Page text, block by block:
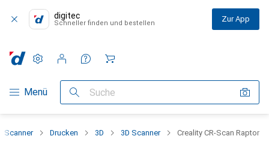
digitec
Schneller finden und bestellen Zur App
Navigation nach Kategorien
Menü Suche
Einstellungen
Kundenkonto
Vergleichslisten
Merklisten
Warenkorb
Scanner Drucken 3D 3D Scanner Creality CR-Scan Raptor